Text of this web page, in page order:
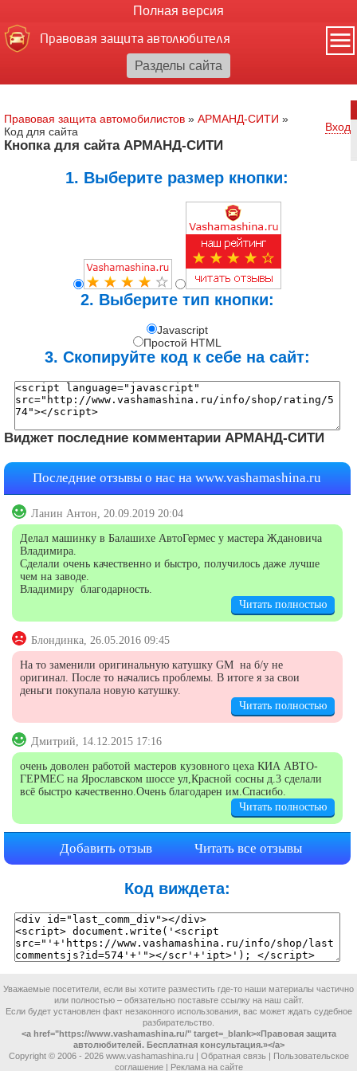
Полная версия
Правовая защита автолюбителя
Правовая защита автомобилистов » АРМАНД-СИТИ »
Код для сайта
Вход
Кнопка для сайта АРМАНД-СИТИ
1. Выберите размер кнопки:
2. Выберите тип кнопки:
Javascript
Простой HTML
3. Скопируйте код к себе на сайт:
Виджет последние комментарии АРМАНД-СИТИ
Последние отзывы о нас наwww.vashamashina.ru
Ланин Антон, 20.09.2019 20:04
Делал машинку в Балашихе АвтоГермес у мастера Ждановича
Владимира.
Сделали очень качественно и быстро, получилось даже лучше
чем на заводе.
Владимиру благодарность.
Читать полностью
Блондинка, 26.05.2016 09:45
На то заменили оригинальную катушку GM на б/у не
оригинал. После то начались проблемы. В итоге я за свои
деньги покупала новую катушку.
Читать полностью
Дмитрий, 14.12.2015 17:16
очень доволен работой мастеров кузовного цеха КИА АВТО-
ГЕРМЕС на Ярославском шоссе ул,Красной сосны д.3 сделали
всё быстро качественно.Очень благодарен им.Спасибо.
Читать полностью
Добавить отзыв Читать все отзывы
Код виждета:
Уважаемые посетители, если вы хотите разместить где-то наши материалы частично
или полностью – обязательно поставьте ссылку на наш сайт.
Если будет установлен факт незаконного использования, вас может ждать судебное
разбирательство.
<a href="https://www.vashamashina.ru/" target=_blank>«Правовая защита
автолюбителей. Бесплатная консультация.»</a>
Copyright © 2006 - 2026 www.vashamashina.ru | Обратная связь | Пользовательское
соглашение| Реклама на сайте